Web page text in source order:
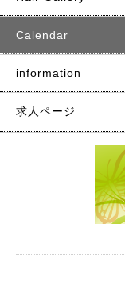
Calendar
information
求人ページ